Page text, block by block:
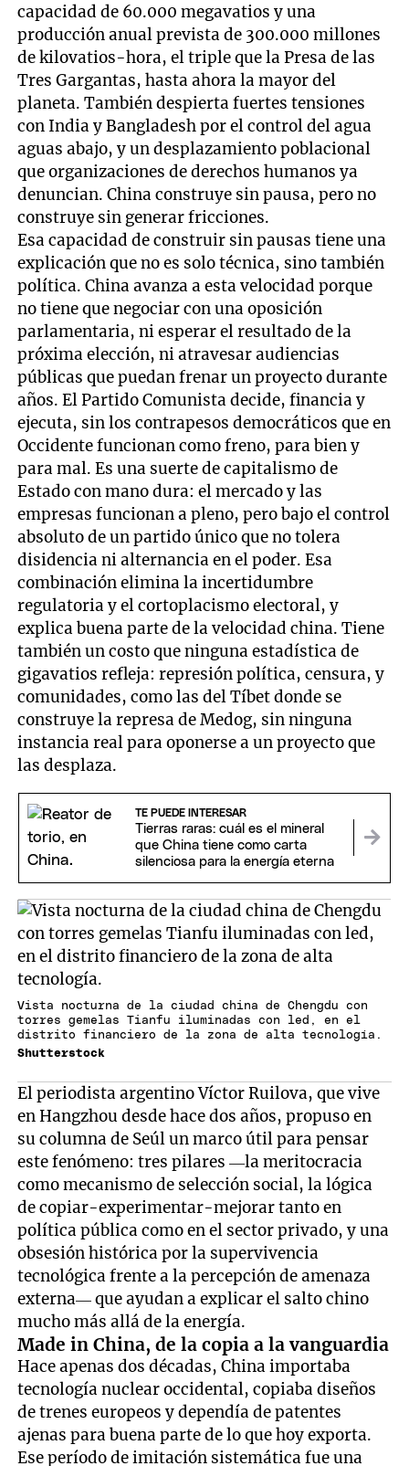
capacidad de 60.000 megavatios y una
producción anual prevista de 300.000 millones
de kilovatios-hora, el triple que la Presa de las
Tres Gargantas, hasta ahora la mayor del
planeta. También despierta fuertes tensiones
con India y Bangladesh por el control del agua
aguas abajo, y un desplazamiento poblacional
que organizaciones de derechos humanos ya
denuncian. China construye sin pausa, pero no
construye sin generar fricciones.
Esa capacidad de construir sin pausas tiene una
explicación que no es solo técnica, sino también
política. China avanza a esta velocidad porque
no tiene que negociar con una oposición
parlamentaria, ni esperar el resultado de la
próxima elección, ni atravesar audiencias
públicas que puedan frenar un proyecto durante
años. El Partido Comunista decide, financia y
ejecuta, sin los contrapesos democráticos que en
Occidente funcionan como freno, para bien y
para mal. Es una suerte de capitalismo de
Estado con mano dura: el mercado y las
empresas funcionan a pleno, pero bajo el control
absoluto de un partido único que no tolera
disidencia ni alternancia en el poder. Esa
combinación elimina la incertidumbre
regulatoria y el cortoplacismo electoral, y
explica buena parte de la velocidad china. Tiene
también un costo que ninguna estadística de
gigavatios refleja: represión política, censura, y
comunidades, como las del Tíbet donde se
construye la represa de Medog, sin ninguna
instancia real para oponerse a un proyecto que
las desplaza.
TE PUEDE INTERESAR
Tierras raras: cuál es el mineral
que China tiene como carta
silenciosa para la energía eterna
Vista nocturna de la ciudad china de Chengdu con
torres gemelas Tianfu iluminadas con led, en el
distrito financiero de la zona de alta tecnología.
Shutterstock
El periodista argentino Víctor Ruilova, que vive
en Hangzhou desde hace dos años, propuso en
su columna de Seúl un marco útil para pensar
este fenómeno: tres pilares —la meritocracia
como mecanismo de selección social, la lógica
de copiar-experimentar-mejorar tanto en
política pública como en el sector privado, y una
obsesión histórica por la supervivencia
tecnológica frente a la percepción de amenaza
externa— que ayudan a explicar el salto chino
mucho más allá de la energía.
Made in China, de la copia a la vanguardia
Hace apenas dos décadas, China importaba
tecnología nuclear occidental, copiaba diseños
de trenes europeos y dependía de patentes
ajenas para buena parte de lo que hoy exporta.
Ese período de imitación sistemática fue una